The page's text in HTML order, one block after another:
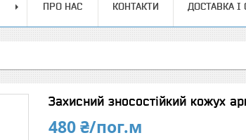
ПРО НАС КОНТАКТИ ДОСТАВКА І
Захисний зносостійкий кожух
480 ₴/пог.м